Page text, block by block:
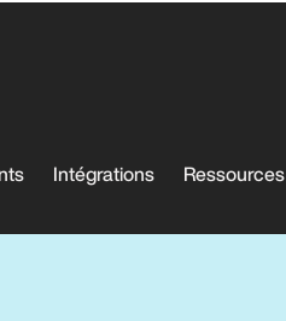
Intégrations Ressources